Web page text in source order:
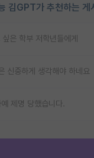
김GPT가 추천하는 게
은 학부 저학년들에게
신중하게 생각해야 하네요
제명 당했습니다.